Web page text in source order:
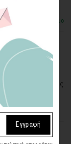
Διαθέσιμο
πόλεις του
θέρετρα, όπως
και
Εγγραφή